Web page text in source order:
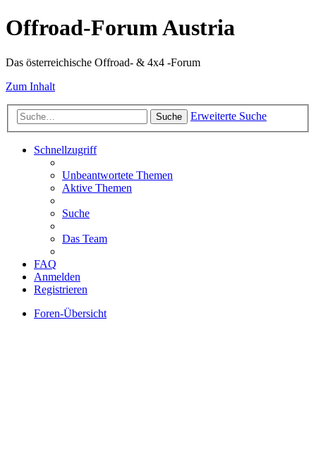
Offroad-Forum Austria
Das österreichische Offroad- & 4x4 -Forum
Zum Inhalt
Suche Erweiterte Suche
Schnellzugriff
Unbeantwortete Themen
Aktive Themen
Suche
Das Team
FAQ
Anmelden
Registrieren
Foren-Übersicht